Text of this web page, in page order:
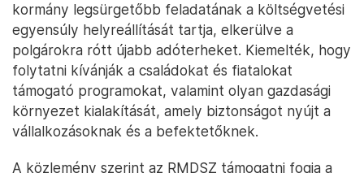
kormány legsürgetőbb feladatának a költségvetési
egyensúly helyreállítását tartja, elkerülve a
polgárokra rótt újabb adóterheket. Kiemelték, hogy
folytatni kívánják a családokat és fiatalokat
támogató programokat, valamint olyan gazdasági
környezet kialakítását, amely biztonságot nyújt a
vállalkozásoknak és a befektetőknek.
A közlemény szerint az RMDSZ támogatni fogja a